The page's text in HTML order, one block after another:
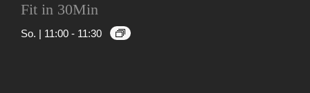
Fit in 30Min
So. | 11:00 - 11:30